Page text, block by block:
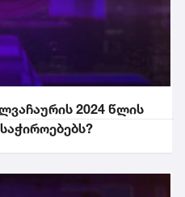
2024 წლის